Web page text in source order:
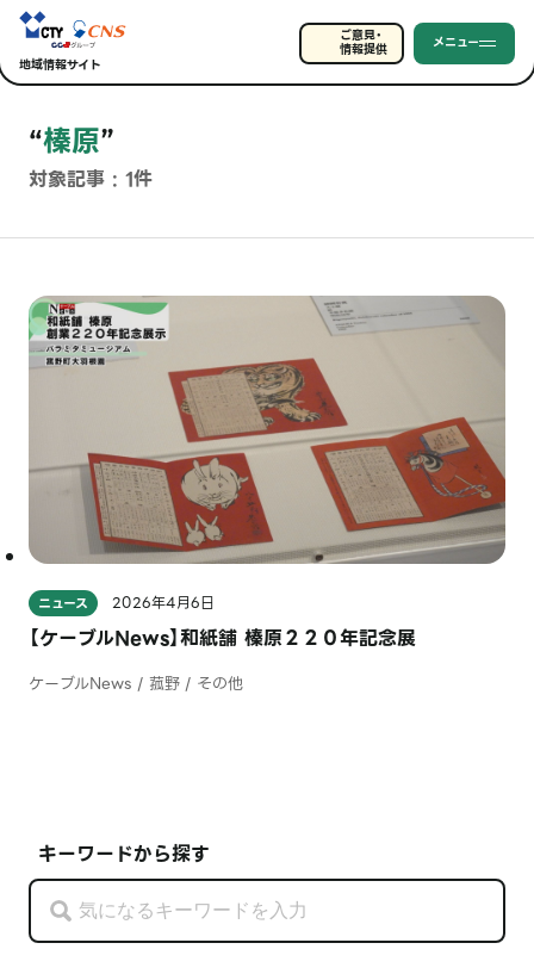
地域情報サイト
ご意見・
情報提供 メニュー
“榛原”
対象記事 : 1件
キーワードから探す
ニュース 2026年4月6日
【ケーブルNews】和紙舗 榛原２２０年記念展
ケーブルNews / 菰野 / その他